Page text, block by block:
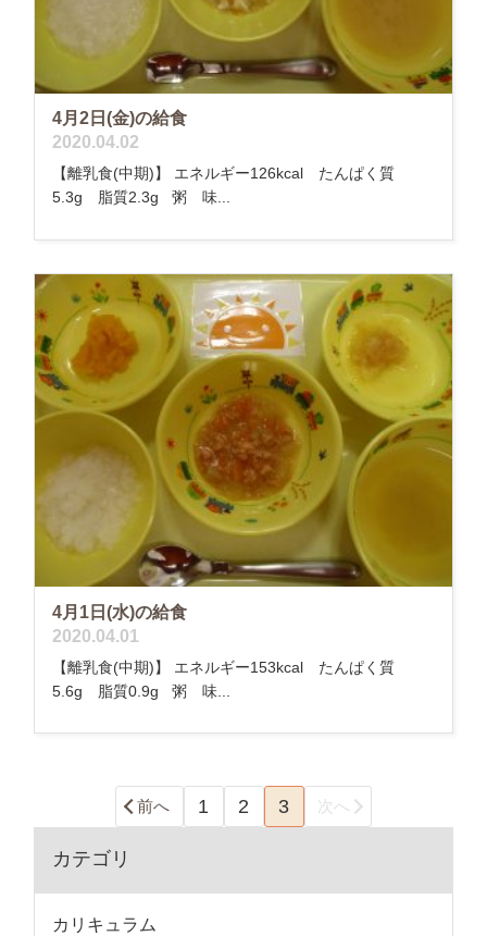
4月2日(金)の給食
2020.04.02
【離乳食(中期)】 エネルギー126kcal たんぱく質
5.3g 脂質2.3g 粥 味...
4月1日(水)の給食
2020.04.01
【離乳食(中期)】 エネルギー153kcal たんぱく質
5.6g 脂質0.9g 粥 味...
前へ 1 2 3 次へ
カテゴリ
カリキュラム